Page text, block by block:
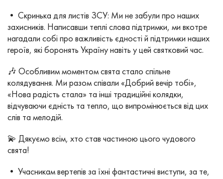
• Скринька для листів ЗСУ: Ми не забули про наших
захисників. Написавши теплі слова підтримки, ми вкотре
нагадали собі про важливість єдності й підтримки наших
героїв, які боронять Україну навіть у цей святковий час.
🎶 Особливим моментом свята стало спільне
колядування. Ми разом співали «Добрий вечір тобі»,
«Нова радість стала» та інші традиційні колядки,
відчуваючи єдність та тепло, що випромінюється від цих
слів та мелодій.
💫 Дякуємо всім, хто став частиною цього чудового
свята!
• Учасникам вертепів за їхні фантастичні виступи, за те,